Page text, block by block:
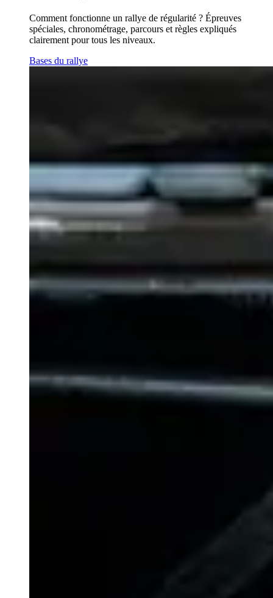
Comment fonctionne un rallye de régularité ? Épreuves
spéciales, chronométrage, parcours et règles expliqués
clairement pour tous les niveaux.
Bases du rallye